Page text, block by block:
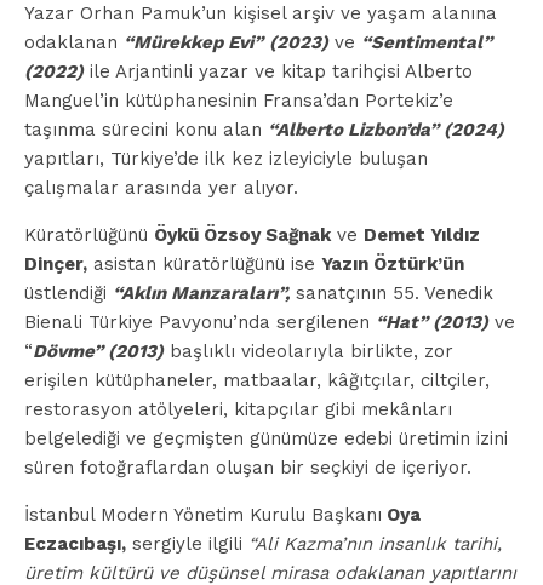
Yazar Orhan Pamuk’un kişisel arşiv ve yaşam alanına
odaklanan “Mürekkep Evi” (2023)ve “Sentimental”
(2022)ile Arjantinli yazar ve kitap tarihçisi Alberto
Manguel’in kütüphanesinin Fransa’dan Portekiz’e
taşınma sürecini konu alan “Alberto Lizbon’da” (2024)
yapıtları, Türkiye’de ilk kez izleyiciyle buluşan
çalışmalar arasında yer alıyor.
Küratörlüğünü Öykü Özsoy Sağnak ve Demet Yıldız
Dinçer, asistan küratörlüğünü ise Yazın Öztürk’ün
üstlendiği “Aklın Manzaraları”, sanatçının 55. Venedik
Bienali Türkiye Pavyonu’nda sergilenen “Hat” (2013)ve
“Dövme” (2013)başlıklı videolarıyla birlikte, zor
erişilen kütüphaneler, matbaalar, kâğıtçılar, ciltçiler,
restorasyon atölyeleri, kitapçılar gibi mekânları
belgelediği ve geçmişten günümüze edebi üretimin izini
süren fotoğraflardan oluşan bir seçkiyi de içeriyor.
İstanbul Modern Yönetim Kurulu Başkanı Oya
Eczacıbaşı, sergiyle ilgili “Ali Kazma’nın insanlık tarihi,
üretim kültürü ve düşünsel mirasa odaklanan yapıtlarını